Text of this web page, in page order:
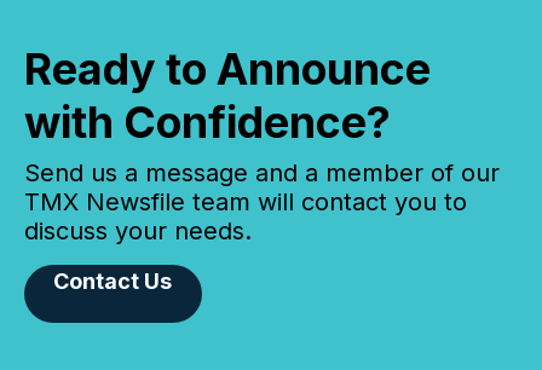
Ready to Announce
with Confidence?
Send us a message and a member of our
TMX Newsfile team will contact you to
discuss your needs.
Contact Us